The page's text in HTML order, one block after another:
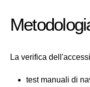
La verifica
test manuali di